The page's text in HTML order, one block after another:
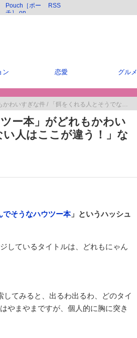
Pouch［ポー
チ］ on
RSS
ン 恋愛 グルメ
/ 「餌をくれる人とそうでない人はここが違う！」など
ー本」がどれもかわい
人はここが違う！」な
でそうなハウツー本」というハッシュ
しているタイトルは、どれもにゃん
してみると、出るわ出るわ、どのタイ
やまやまですが、個人的に胸に突き